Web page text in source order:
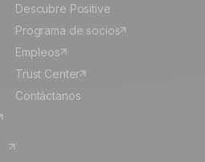
Descubre Positive
Programa de socios
Empleos
Trust Center
Contáctanos